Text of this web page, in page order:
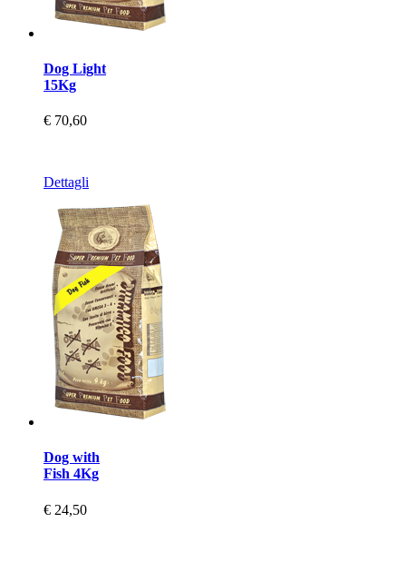
Dog Light
15Kg
€ 70,60
Dettagli
Dog with
Fish 4Kg
€ 24,50